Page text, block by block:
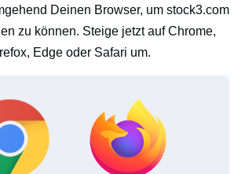
Deinen Browser, um stock3.com
zu können. Steige jetzt auf Chrome,
Edge oder Safari um.